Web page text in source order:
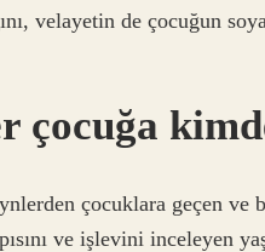
velayetin de çocuğun
çocuğa
çocuklara geçen
ve işlevini inceleyen